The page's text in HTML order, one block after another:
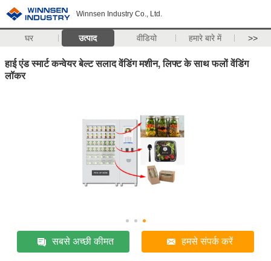
Winnsen Industry Co., Ltd.
घर उत्पाद वीडियो हमारे बारे में >>
हाई एंड स्मार्ट कन्वेयर बेल्ट सलाद वेंडिंग मशीन, लिफ्ट के साथ फलों वेंडिंग
लॉकर
सबसे अच्छी कीमत हमसे संपर्क करें